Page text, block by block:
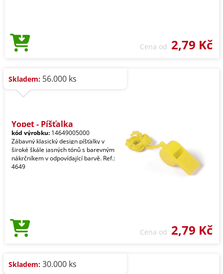
Cena od 2,79 Kč
Skladem: 56.000 ks
Yopet - Píšťalka
kód výrobku: 14649005000
Zábavný klasický design píšťalky v
široké škále jasných tónů s barevným
nákrčníkem v odpovídající barvě. Ref.:
4649
Cena od 2,79 Kč
Skladem: 30.000 ks